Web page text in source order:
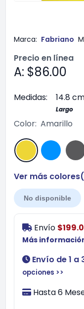
Marca: Fabriano
Precio en línea
A: $86.00
Medidas: 14.8
Largo
Color: Amarillo
Ver más colores(
No disponible
Envío
Más
Envío de 1
opciones >>
Hasta 6